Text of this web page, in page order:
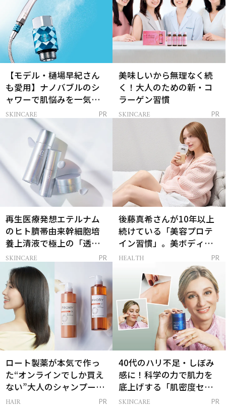
【モデル・樋場早紀さん
も愛用】ナノバブルのシ
ャワーで肌悩みを一気に
解決
SKINCARE PR
美味しいから無理なく続
く！大人のための新・コ
ラーゲン習慣
SKINCARE PR
再生医療発想エテルナム
のヒト臍帯由来幹細胞培
養上清液で極上の「透明
感ハリ肌」へ
SKINCARE PR
後藤真希さんが10年以上
続けている「美容プロテ
イン習慣」。美ボディを
支える朝ルーティンと
HEALTH PR
ロート製薬が本気で作っ
た“オンラインでしか買え
ない”大人のシャンプー＆
トリートメントって？
HAIR PR
40代のハリ不足・しぼみ
感に！科学の力で肌力を
底上げする「肌密度セラ
ム」
SKINCARE PR